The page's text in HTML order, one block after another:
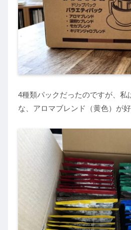
4種類パックだったのですが、私
な、アロマブレンド（黄色）が好